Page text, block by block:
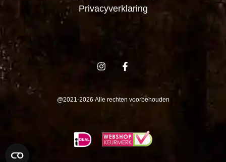
Privacyverklaring
@2021-2026 Alle rechten voorbehouden